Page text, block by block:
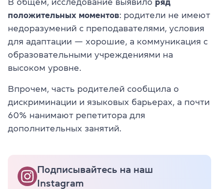
В общем, исследование выявило ряд
положительных моментов: родители не имеют
недоразумений с преподавателями, условия
для адаптации — хорошие, а коммуникация с
образовательными учреждениями на
высоком уровне.
Впрочем, часть родителей сообщила о
дискриминации и языковых барьерах, а почти
60% нанимают репетитора для
дополнительных занятий.
Подписывайтесь на наш
Instagram